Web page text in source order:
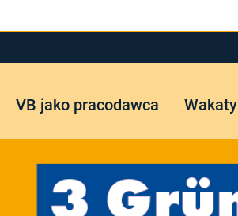
VB jako pracodawca Wakaty